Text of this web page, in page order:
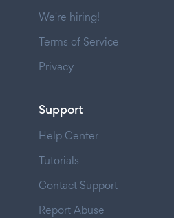
We're hiring!
Terms of Service
Privacy
Support
Help Center
Tutorials
Contact Support
Report Abuse